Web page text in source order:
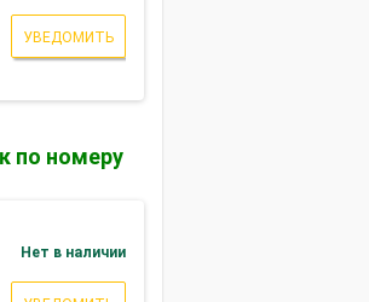
УВЕДОМИТЬ
по номеру
Нет в наличии